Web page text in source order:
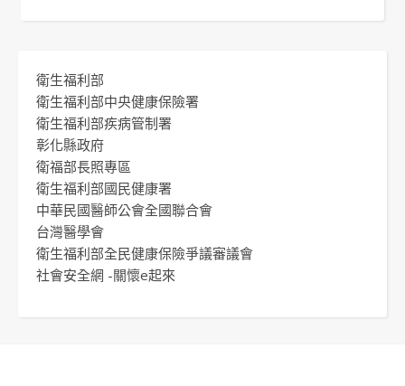
衛生福利部
衛生福利部中央健康保險署
衛生福利部疾病管制署
彰化縣政府
衛福部長照專區
衛生福利部國民健康署
中華民國醫師公會全國聯合會
台灣醫學會
衛生福利部全民健康保險爭議審議會
社會安全網 -關懷e起來